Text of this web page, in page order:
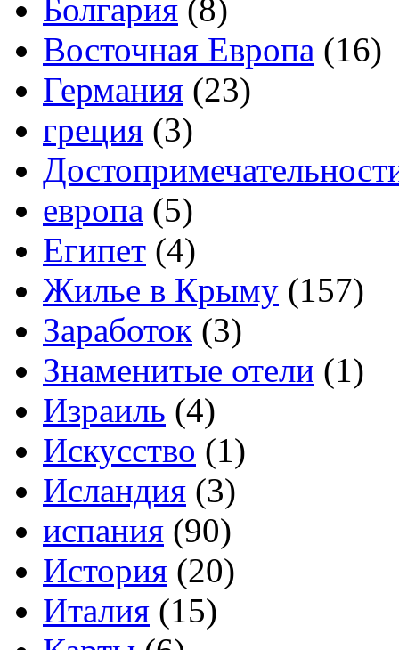
Болгария (8)
Восточная Европа (16)
Германия (23)
греция (3)
европа (5)
Египет (4)
Жилье в Крыму (157)
Заработок (3)
Знаменитые отели (1)
Израиль (4)
Искусство (1)
Исландия (3)
испания (90)
История (20)
Италия (15)